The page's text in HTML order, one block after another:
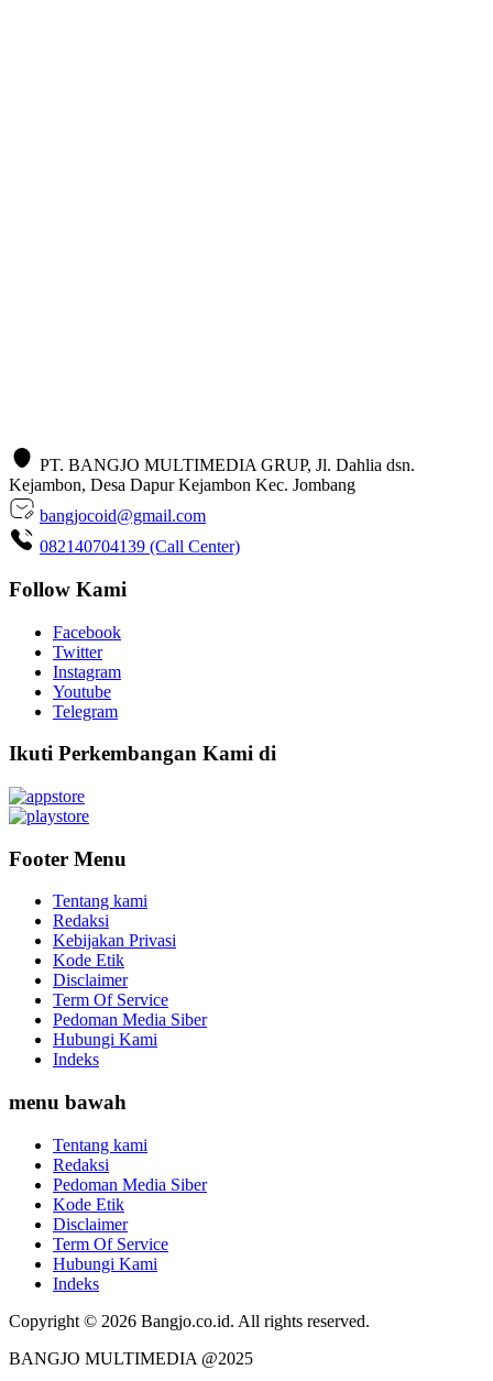
PT. BANGJO MULTIMEDIA GRUP, Jl. Dahlia dsn.
Kejambon, Desa Dapur Kejambon Kec. Jombang
bangjocoid@gmail.com
082140704139 (Call Center)
Follow Kami
Facebook
Twitter
Instagram
Youtube
Telegram
Ikuti Perkembangan Kami di
Footer Menu
Tentang kami
Redaksi
Kebijakan Privasi
Kode Etik
Disclaimer
Term Of Service
Pedoman Media Siber
Hubungi Kami
Indeks
menu bawah
Tentang kami
Redaksi
Pedoman Media Siber
Kode Etik
Disclaimer
Term Of Service
Hubungi Kami
Indeks
Copyright © 2026 Bangjo.co.id. All rights reserved.
BANGJO MULTIMEDIA @2025